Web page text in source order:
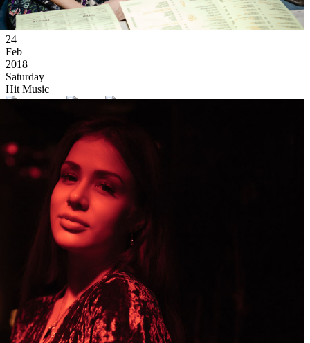
24
Feb
2018
Saturday
Hit Music
14 044
1 70
Ссылка на отбор фото